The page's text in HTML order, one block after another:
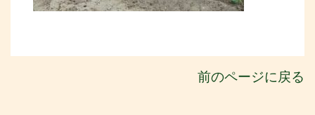
前のページに戻る